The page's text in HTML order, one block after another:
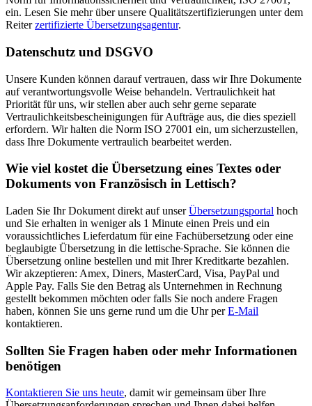
ein. Lesen Sie mehr über unsere Qualitätszertifizierungen unter dem
Reiterzertifizierte Übersetzungsagentur.
Datenschutz und DSGVO
Unsere Kunden können darauf vertrauen, dass wir Ihre Dokumente
auf verantwortungsvolle Weise behandeln. Vertraulichkeit hat
Priorität für uns, wir stellen aber auch sehr gerne separate
Vertraulichkeitsbescheinigungen für Aufträge aus, die dies speziell
erfordern. Wir halten die Norm ISO 27001 ein, um sicherzustellen,
dass Ihre Dokumente vertraulich bearbeitet werden.
Wie viel kostet die Übersetzung eines Textes oder
Dokuments von Französisch in Lettisch?
Laden Sie Ihr Dokument direkt auf unserÜbersetzungsportal hoch
und Sie erhalten in weniger als 1 Minute einen Preis und ein
voraussichtliches Lieferdatum für eine Fachübersetzung oder eine
beglaubigte Übersetzung in die lettische Sprache. Sie können die
Übersetzung online bestellen und mit Ihrer Kreditkarte bezahlen.
Wir akzeptieren: Amex, Diners, MasterCard, Visa, PayPal und
Apple Pay. Falls Sie den Betrag als Unternehmen in Rechnung
gestellt bekommen möchten oder falls Sie noch andere Fragen
haben, können Sie uns gerne rund um die Uhr perE-Mail
kontaktieren.
Sollten Sie Fragen haben oder mehr Informationen
benötigen
Kontaktieren Sie uns heute, damit wir gemeinsam über Ihre